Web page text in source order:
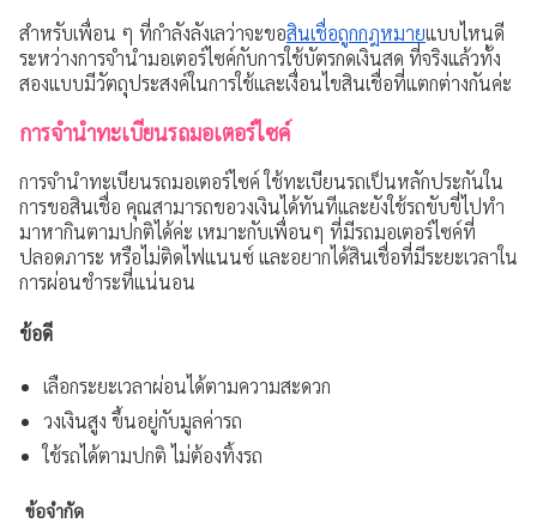
สำหรับเพื่อน ๆ ที่กำลังลังเลว่าจะขอสินเชื่อถูกกฎหมายแบบไหนดี
ระหว่างการจำนำมอเตอร์ไซค์กับการใช้บัตรกดเงินสด ที่จริงแล้วทั้ง
สองแบบมีวัตถุประสงค์ในการใช้และเงื่อนไขสินเชื่อที่แตกต่างกันค่ะ
การจำนำทะเบียนรถมอเตอร์ไซค์
การจำนำทะเบียนรถมอเตอร์ไซค์ ใช้ทะเบียนรถเป็นหลักประกันใน
การขอสินเชื่อ คุณสามารถขอวงเงินได้ทันทีและยังใช้รถขับขี่ไปทำ
มาหากินตามปกติได้ค่ะ เหมาะกับเพื่อนๆ ที่มีรถมอเตอร์ไซค์ที่
ปลอดภาระ หรือไม่ติดไฟแนนซ์ และอยากได้สินเชื่อที่มีระยะเวลาใน
การผ่อนชำระที่แน่นอน
ข้อดี
เลือกระยะเวลาผ่อนได้ตามความสะดวก
วงเงินสูง ขึ้นอยู่กับมูลค่ารถ
ใช้รถได้ตามปกติ ไม่ต้องทิ้งรถ
ข้อจำกัด